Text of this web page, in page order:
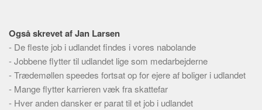
Tekstannoncer
Bannere
Hjælp
Også skrevet af Jan Larsen
- De fleste job i udlandet findes i vores nabolande
-Jobbene flytter til udlandet lige som medarbejderne
-Trædemøllen speedes fortsat op for ejere af boliger i udlandet
- Mange flytter karrieren væk fra skattefar
- Hver anden dansker er parat til et job i udlandet